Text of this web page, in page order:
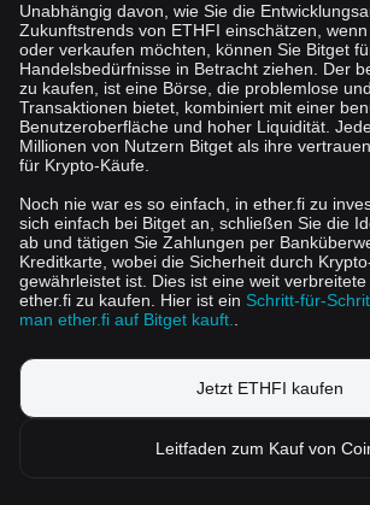
Unabhängig davon, wie Sie die
Zukunftstrends von ETHFI einschätzen,
oder verkaufen möchten, können Sie Bitget
Handelsbedürfnisse in Betracht ziehen. Der
zu kaufen, ist eine Börse, die problemlose
Transaktionen bietet, kombiniert mit einer
Benutzeroberfläche und hoher Liquidität.
Millionen von Nutzern Bitget als ihre
für Krypto-Käufe.
Noch nie war es so einfach, in ether.fi zu
sich einfach bei Bitget an, schließen Sie die
ab und tätigen Sie Zahlungen per
Kreditkarte, wobei die Sicherheit durch
gewährleistet ist. Dies ist eine weit
ether.fi zu kaufen. Hier ist ein Schritt-für-
man ether.fi auf Bitget kauft.
Jetzt ETHFI kaufen
Leitfaden zum Kauf von